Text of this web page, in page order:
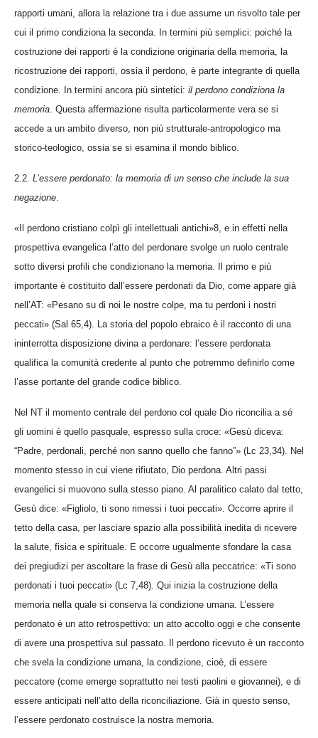
rapporti umani, allora la relazione tra i due assume un risvolto tale per
cui il primo condiziona la seconda. In termini più semplici: poiché la
costruzione dei rapporti è la condizione originaria della memoria, la
ricostruzione dei rapporti, ossia il perdono, è parte integrante di quella
condizione. In termini ancora più sintetici: il perdono condiziona la
memoria . Questa affermazione risulta particolarmente vera se si
accede a un ambito diverso, non più strutturale-antropologico ma
storico-teologico, ossia se si esamina il mondo biblico.
2.2. L’essere perdonato: la memoria di un senso che include la sua
negazione
«Il perdono cristiano colpì gli intellettuali antichi»8, e in effetti nella
prospettiva evangelica l’atto del perdonare svolge un ruolo centrale
sotto diversi profili che condizionano la memoria. Il primo e più
importante è costituito dall’essere perdonati da Dio, come appare già
nell’AT: «Pesano su di noi le nostre colpe, ma tu perdoni i nostri
peccati» (Sal 65,4). La storia del popolo ebraico è il racconto di una
ininterrotta disposizione divina a perdonare: l’essere perdonata
qualifica la comunità credente al punto che potremmo definirlo come
l’asse portante del grande codice biblico.
Nel NT il momento centrale del perdono col quale Dio riconcilia a sé
gli uomini è quello pasquale, espresso sulla croce: «Gesù diceva:
“Padre, perdonali, perché non sanno quello che fanno”» (Lc 23,34). Nel
momento stesso in cui viene rifiutato, Dio perdona. Altri passi
evangelici si muovono sulla stesso piano. Al paralitico calato dal tetto,
Gesù dice: «Figliolo, ti sono rimessi i tuoi peccati». Occorre aprire il
tetto della casa, per lasciare spazio alla possibilità inedita di ricevere
la salute, fisica e spirituale. E occorre ugualmente sfondare la casa
dei pregiudizi per ascoltare la frase di Gesù alla peccatrice: «Ti sono
perdonati i tuoi peccati» (Lc 7,48). Qui inizia la costruzione della
memoria nella quale si conserva la condizione umana. L’essere
perdonato è un atto retrospettivo: un atto accolto oggi e che consente
di avere una prospettiva sul passato. Il perdono ricevuto è un racconto
che svela la condizione umana, la condizione, cioè, di essere
peccatore (come emerge soprattutto nei testi paolini e giovannei), e di
essere anticipati nell’atto della riconciliazione. Già in questo senso,
l’essere perdonato costruisce la nostra memoria.